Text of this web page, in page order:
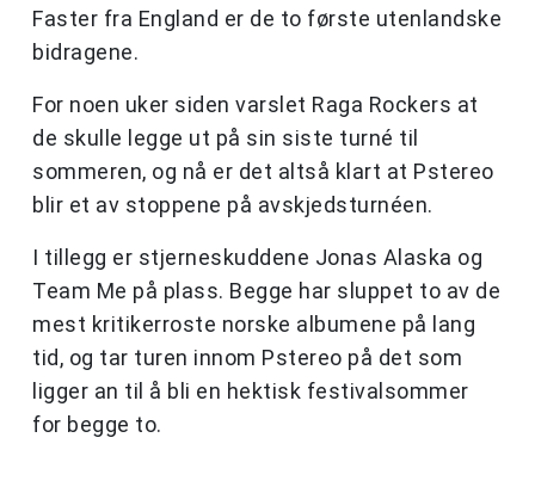
Faster fra England er de to første utenlandske
bidragene.
For noen uker siden varslet Raga Rockers at
de skulle legge ut på sin siste turné til
sommeren, og nå er det altså klart at Pstereo
blir et av stoppene på avskjedsturnéen.
I tillegg er stjerneskuddene Jonas Alaska og
Team Me på plass. Begge har sluppet to av de
mest kritikerroste norske albumene på lang
tid, og tar turen innom Pstereo på det som
ligger an til å bli en hektisk festivalsommer
for begge to.